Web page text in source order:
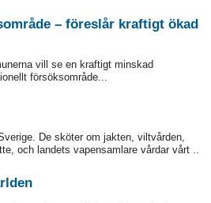
– föreslår kraftigt ökad
vill se en kraftigt minskad
försöksområde...
De sköter om jakten, viltvården,
och landets vapensamlare vårdar vårt ..